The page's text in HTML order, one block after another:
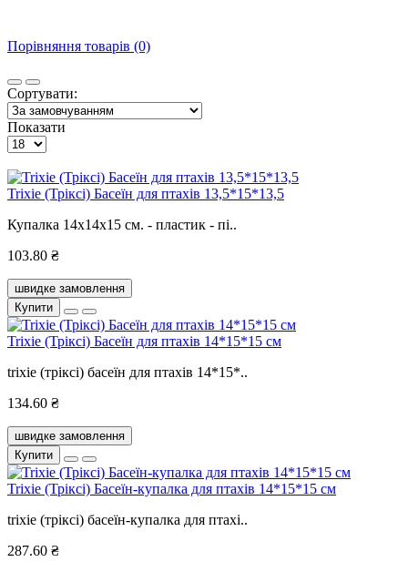
Порівняння товарів (0)
Сортувати:
Показати
Trixie (Тріксі) Басеїн для птахів 13,5*15*13,5
Купалка 14х14х15 см. - пластик - пі..
103.80 ₴
швидке замовлення
Купити
Trixie (Тріксі) Басеїн для птахів 14*15*15 см
trixie (тріксі) басеїн для птахів 14*15*..
134.60 ₴
швидке замовлення
Купити
Trixie (Тріксі) Басеїн-купалка для птахів 14*15*15 см
trixie (тріксі) басеїн-купалка для птахі..
287.60 ₴